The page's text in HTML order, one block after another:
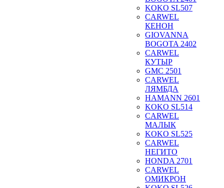
KOKO SL507
CARWEL
КЕНОН
GIOVANNA
BOGOTA 2402
CARWEL
КУТЫР
GMC 2501
CARWEL
ЛЯМБДА
HAMANN 2601
KOKO SL514
CARWEL
МАЛЫК
KOKO SL525
CARWEL
НЕГИТО
HONDA 2701
CARWEL
ОМИКРОН